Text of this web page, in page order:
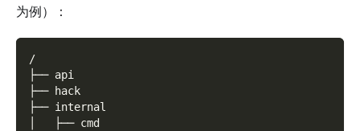
为例）：
/
├── api
├── hack
├── internal
│   ├── cmd